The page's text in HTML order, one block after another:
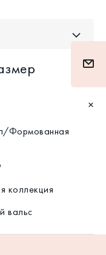
Формованная
коллекция
вальс